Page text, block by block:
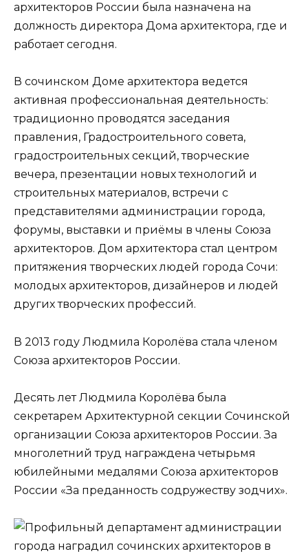
архитекторов России была назначена на
должность директора Дома архитектора, где и
работает сегодня.
В сочинском Доме архитектора ведется
активная профессиональная деятельность:
традиционно проводятся заседания
правления, Градостроительного совета,
градостроительных секций, творческие
вечера, презентации новых технологий и
строительных материалов, встречи с
представителями администрации города,
форумы, выставки и приёмы в члены Союза
архитекторов. Дом архитектора стал центром
притяжения творческих людей города Сочи:
молодых архитекторов, дизайнеров и людей
других творческих профессий.
В 2013 году Людмила Королёва стала членом
Союза архитекторов России.
Десять лет Людмила Королёва была
секретарем Архитектурной секции Сочинской
организации Союза архитекторов России. За
многолетний труд награждена четырьмя
юбилейными медалями Союза архитекторов
России «За преданность содружеству зодчих».